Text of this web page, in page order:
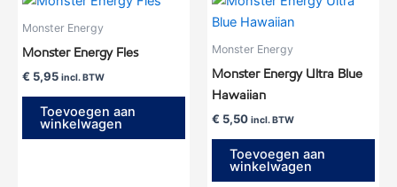
Monster Energy
Monster Energy Fles
€ 5,95 incl. BTW
Toevoegen aan
winkelwagen
Monster Energy
Monster Energy Ultra Blue
Hawaiian
€ 5,50 incl. BTW
Toevoegen aan
winkelwagen